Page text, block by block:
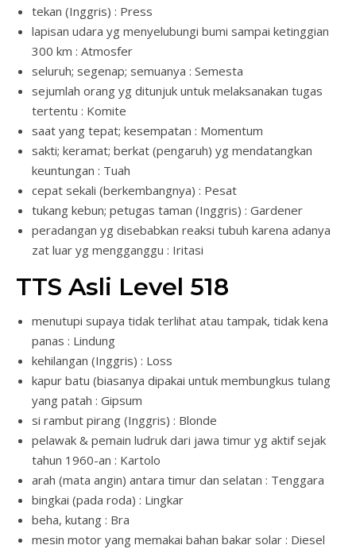
tekan (Inggris) : Press
lapisan udara yg menyelubungi bumi sampai ketinggian
300 km : Atmosfer
seluruh; segenap; semuanya : Semesta
sejumlah orang yg ditunjuk untuk melaksanakan tugas
tertentu : Komite
saat yang tepat; kesempatan : Momentum
sakti; keramat; berkat (pengaruh) yg mendatangkan
keuntungan : Tuah
cepat sekali (berkembangnya) : Pesat
tukang kebun; petugas taman (Inggris) : Gardener
peradangan yg disebabkan reaksi tubuh karena adanya
zat luar yg mengganggu : Iritasi
TTS Asli Level 518
menutupi supaya tidak terlihat atau tampak, tidak kena
panas : Lindung
kehilangan (Inggris) : Loss
kapur batu (biasanya dipakai untuk membungkus tulang
yang patah : Gipsum
si rambut pirang (Inggris) : Blonde
pelawak & pemain ludruk dari jawa timur yg aktif sejak
tahun 1960-an : Kartolo
arah (mata angin) antara timur dan selatan : Tenggara
bingkai (pada roda) : Lingkar
beha, kutang : Bra
mesin motor yang memakai bahan bakar solar : Diesel